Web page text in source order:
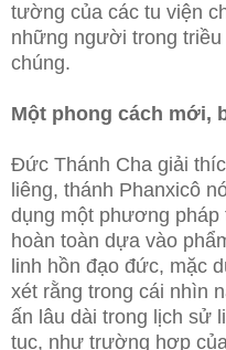
tường của các tu viện
những người trong
chúng.
Một phong cách mới,
Đức Thánh Cha giải
liêng, thánh Phanxicô
dụng một phương
hoàn toàn dựa vào
linh hồn đạo đức, mặc
xét rằng trong cái nhìn
ấn lâu dài trong lịch sử
tục, như trường hợp